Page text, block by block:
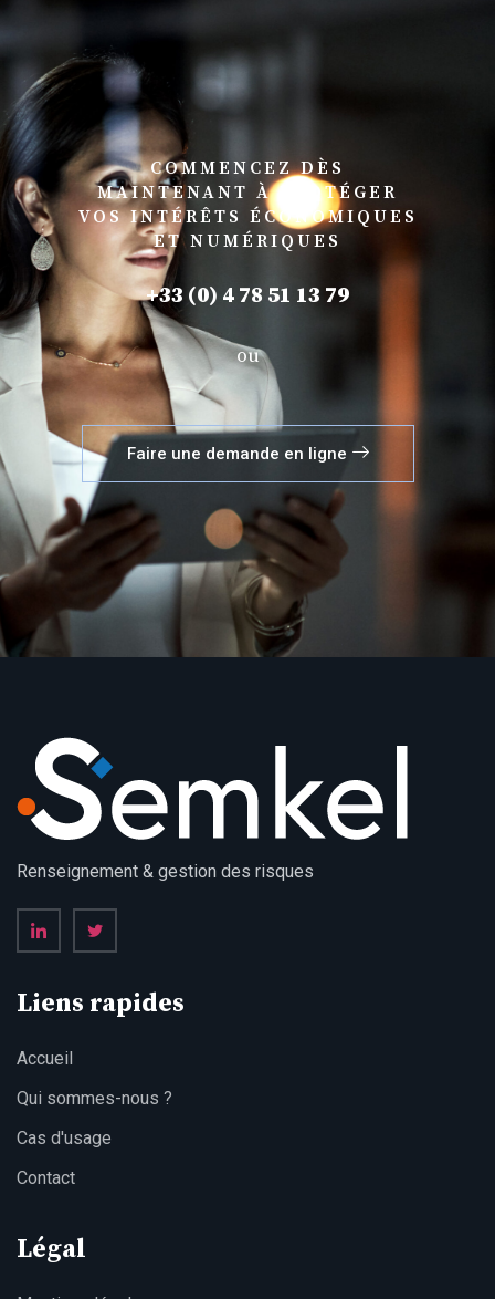
COMMENCEZ DÈS
MAINTENANT À PROTÉGER
VOS INTÉRÊTS ÉCONOMIQUES
ET NUMÉRIQUES
+33 (0) 4 78 51 13 79
ou
Faire une demande en ligne
Renseignement & gestion des risques
Liens rapides
Accueil
Qui sommes-nous ?
Cas d'usage
Contact
Légal